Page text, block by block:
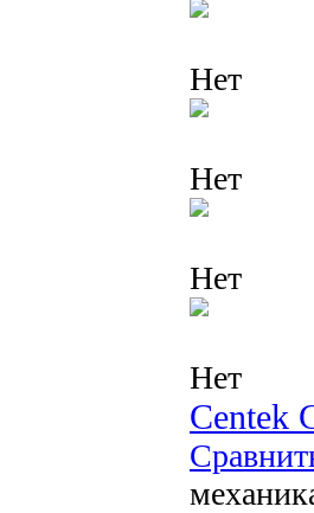
Нет
Нет
Нет
Нет
Centek